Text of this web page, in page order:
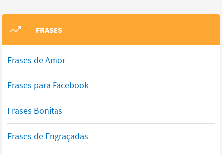
FRASES
Frases de Amor
Frases para Facebook
Frases Bonitas
Frases de Engraçadas